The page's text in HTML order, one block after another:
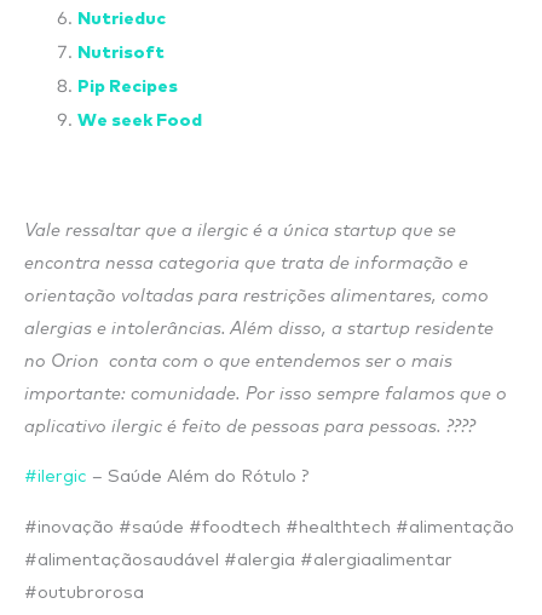
Nutrieduc
Nutrisoft
Pip Recipes
We seek Food
Vale ressaltar que a ilergic é a única startup que se
encontra nessa categoria que trata de informação e
orientação voltadas para restrições alimentares, como
alergias e intolerâncias. Além disso, a startup residente
no Orion conta com o que entendemos ser o mais
importante: comunidade. Por isso sempre falamos que o
aplicativo ilergic é feito de pessoas para pessoas. ????
#ilergic – Saúde Além do Rótulo ?
#inovação #saúde #foodtech #healthtech #alimentação
#alimentaçãosaudável #alergia #alergiaalimentar
#outubrorosa